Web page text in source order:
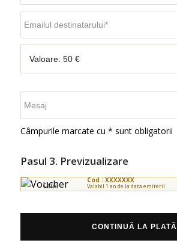
Câmpurile marcate cu * sunt obligatorii
Pasul 3. Previzualizare
Către :
De la :
Cod : XXXXXXX
Valabil 1 an de la data emiterii
CONTINUĂ LA PLATĂ